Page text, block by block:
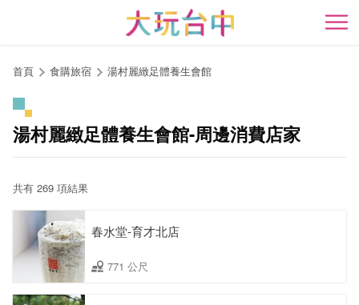
開
首頁 食購旅宿 湯村麗緻足體養生會館
湯村麗緻足體養生會館-周邊消費店家
共有 269 項結果
春水堂-育才北店
771 公尺